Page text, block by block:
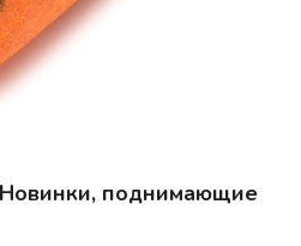
Новинки, поднимающие